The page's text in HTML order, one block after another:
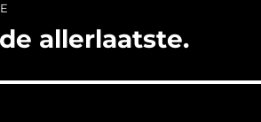
allerlaatste.